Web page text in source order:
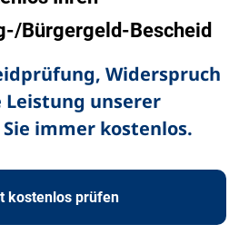
Bürgergeld-Bescheid
Widerspruch
Leistung unserer
immer kostenlos.
kostenlos prüfen